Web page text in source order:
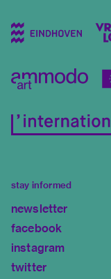
stay informed
newsletter
facebook
instagram
twitter